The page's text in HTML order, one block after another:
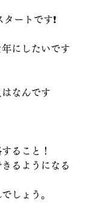
ートです❗️
にしたいです
なんです
ること！
るようになる
しょう。